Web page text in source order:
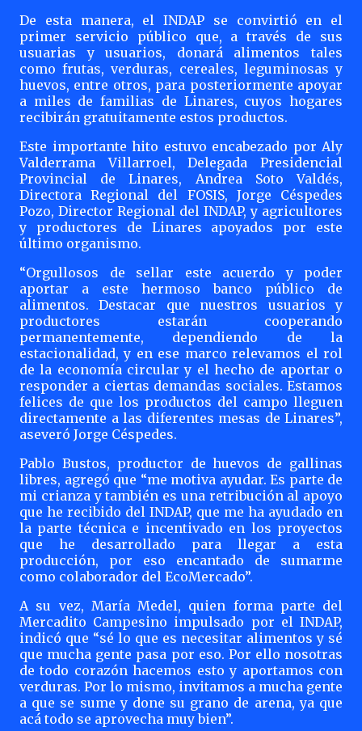
De esta manera, el INDAP se convirtió en el
primer servicio público que, a través de sus
usuarias y usuarios, donará alimentos tales
como frutas, verduras, cereales, leguminosas y
huevos, entre otros, para posteriormente apoyar
a miles de familias de Linares, cuyos hogares
recibirán gratuitamente estos productos.
Este importante hito estuvo encabezado por Aly
Valderrama Villarroel, Delegada Presidencial
Provincial de Linares, Andrea Soto Valdés,
Directora Regional del FOSIS, Jorge Céspedes
Pozo, Director Regional del INDAP, y agricultores
y productores de Linares apoyados por este
último organismo.
“Orgullosos de sellar este acuerdo y poder
aportar a este hermoso banco público de
alimentos. Destacar que nuestros usuarios y
productores estarán cooperando
permanentemente, dependiendo de la
estacionalidad, y en ese marco relevamos el rol
de la economía circular y el hecho de aportar o
responder a ciertas demandas sociales. Estamos
felices de que los productos del campo lleguen
directamente a las diferentes mesas de Linares”,
aseveró Jorge Céspedes.
Pablo Bustos, productor de huevos de gallinas
libres, agregó que “me motiva ayudar. Es parte de
mi crianza y también es una retribución al apoyo
que he recibido del INDAP, que me ha ayudado en
la parte técnica e incentivado en los proyectos
que he desarrollado para llegar a esta
producción, por eso encantado de sumarme
como colaborador del EcoMercado”.
A su vez, María Medel, quien forma parte del
Mercadito Campesino impulsado por el INDAP,
indicó que “sé lo que es necesitar alimentos y sé
que mucha gente pasa por eso. Por ello nosotras
de todo corazón hacemos esto y aportamos con
verduras. Por lo mismo, invitamos a mucha gente
a que se sume y done su grano de arena, ya que
acá todo se aprovecha muy bien”.